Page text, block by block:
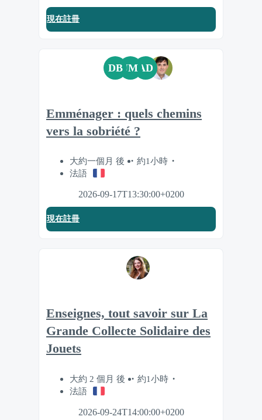
現在註冊
DB JM AD
Emménager : quels chemins
vers la sobriété ?
大約一個月 後
約1小時
法語
2026-09-17T13:30:00+0200
現在註冊
Enseignes, tout savoir sur La
Grande Collecte Solidaire des
Jouets
大約 2 個月 後
約1小時
法語
2026-09-24T14:00:00+0200